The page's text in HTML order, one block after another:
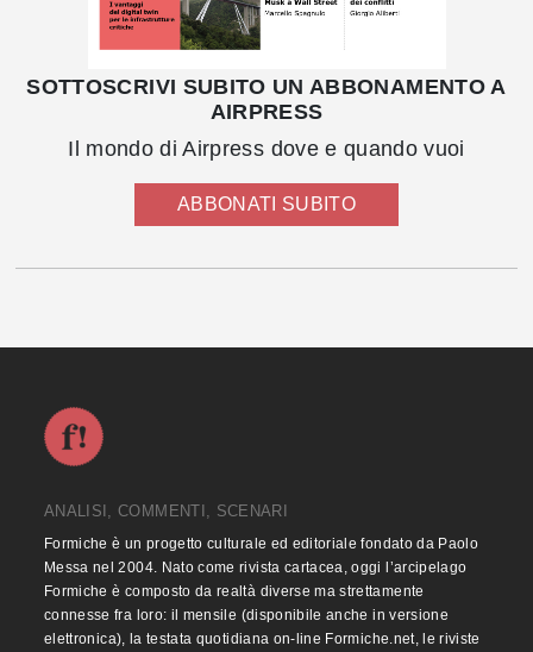
SOTTOSCRIVI SUBITO UN ABBONAMENTO A
AIRPRESS
Il mondo di Airpress dove e quando vuoi
ABBONATI SUBITO
ANALISI, COMMENTI, SCENARI
Formiche è un progetto culturale ed editoriale fondato da Paolo
Messa nel 2004. Nato come rivista cartacea, oggi l’arcipelago
Formiche è composto da realtà diverse ma strettamente
connesse fra loro: il mensile (disponibile anche in versione
elettronica), la testata quotidiana on-line Formiche.net, le riviste